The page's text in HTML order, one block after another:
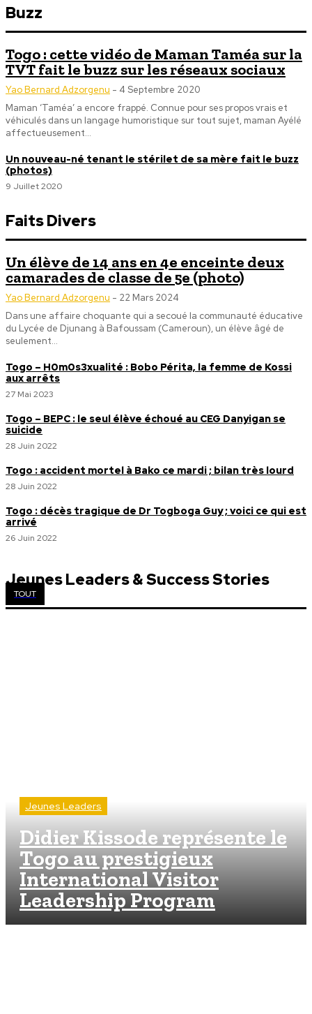
Buzz
Togo : cette vidéo de Maman Taméa sur la
TVT fait le buzz sur les réseaux sociaux
Yao Bernard Adzorgenu - 4 Septembre 2020
Maman ‘Taméa’ a encore frappé. Connue pour ses propos vrais et
véhiculés dans un langage humoristique sur tout sujet, maman Ayélé
affectueusement...
Un nouveau-né tenant le stérilet de sa mère fait le buzz
(photos)
9 Juillet 2020
Faits Divers
Un élève de 14 ans en 4e enceinte deux
camarades de classe de 5e (photo)
Yao Bernard Adzorgenu - 22 Mars 2024
Dans une affaire choquante qui a secoué la communauté éducative
du Lycée de Djunang à Bafoussam (Cameroun), un élève âgé de
seulement...
Togo – H0m0s3xualité : Bobo Périta, la femme de Kossi
aux arrêts
27 Mai 2023
Togo – BEPC : le seul élève échoué au CEG Danyigan se
suicide
28 Juin 2022
Togo : accident mortel à Bako ce mardi ; bilan très lourd
28 Juin 2022
Togo : décès tragique de Dr Togboga Guy ; voici ce qui est
arrivé
26 Juin 2022
Jeunes Leaders & Success Stories
TOUT
Jeunes Leaders
Didier Kissode représente le
Togo au prestigieux
International Visitor
Leadership Program